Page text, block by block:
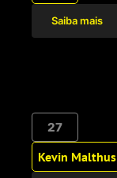
Saiba mais
27
Kevin Malthus